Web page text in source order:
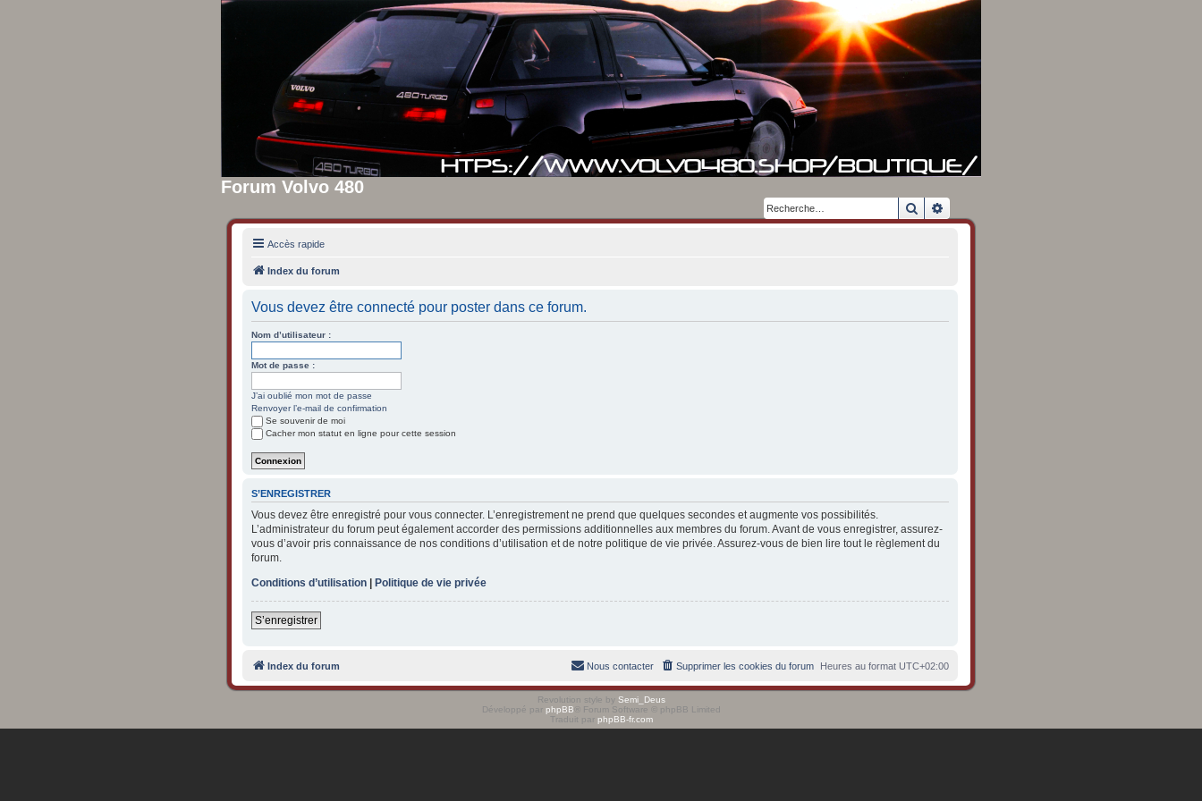
Forum Volvo 480
Rechercher
Accès rapide
Index du forum
Vous devez être connecté pour poster dans ce forum.
Nom d’utilisateur :
Mot de passe :
J’ai oublié mon mot de passe
Renvoyer l’e-mail de confirmation
Se souvenir de moi
Cacher mon statut en ligne pour cette session
S’ENREGISTRER
Vous devez être enregistré pour vous connecter. L’enregistrement ne prend que quelques secondes et augmente vos possibilités.
L’administrateur du forum peut également accorder des permissions additionnelles aux membres du forum. Avant de vous enregistrer, assurez-
vous d’avoir pris connaissance de nos conditions d’utilisation et de notre politique de vie privée. Assurez-vous de bien lire tout le règlement du
forum.
Conditions d’utilisation | Politique de vie privée
S’enregistrer
Index du forum Heures au format UTC+02:00
Supprimer les cookies du forum
Nous contacter
Revolution style by Semi_Deus
Développé par phpBB ® Forum Software © phpBB Limited
Traduit par phpBB-fr.com